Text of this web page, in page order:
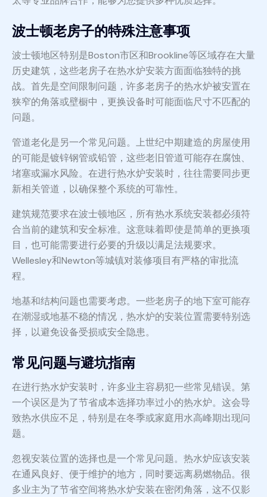
波士顿老房子的特殊注意事项
波士顿地区特别是Boston市区和Brookline等区域存在大量
历史建筑，这些老房子在热水炉安装方面面临独特的挑
战。首先是空间限制问题，许多老房子的热水炉被安置在
狭窄的角落或壁橱中，更换设备时可能面临尺寸不匹配的
问题。
管道老化是另一个常见问题。上世纪中期建造的房屋使用
的可能是镀锌钢管或铅管，这些老旧管道可能存在腐蚀、
堵塞或漏水风险。在进行热水炉安装时，往往需要同步更
新相关管道，以确保整个系统的可靠性。
建筑规范要求在波士顿地区，所有热水系统安装都必须符
合当前的建筑和安全标准。这意味着即使是简单的更换项
目，也可能需要进行必要的升级以满足法规要求。
Wellesley和Newton等城镇对装修项目有严格的审批流
程。
地基和结构问题也需要考虑。一些老房子的地下室可能存
在潮湿或地基不稳的情况，热水炉的安装位置需要特别选
择，以避免设备受损或安全隐患。
常见问题与避坑指南
在进行热水炉安装时，许多业主容易犯一些常见错误。第
一个误区是为了节省成本选择功率过小的热水炉。这会导
致热水供应不足，特别是在冬季或家庭用水高峰期出现问
题。
忽视安装位置的选择也是一个常见问题。热水炉应该安装
在通风良好、便于维护的地方，同时要远离易燃物品。很
多业主为了节省空间将热水炉安装在密闭角落，这不仅影